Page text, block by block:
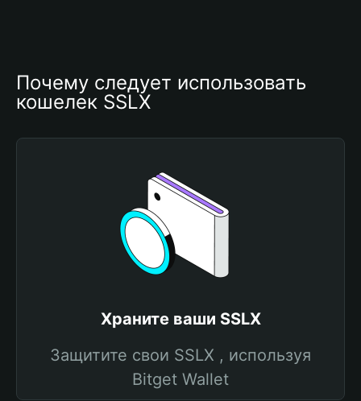
Почему следует использовать
кошелек SSLX
Храните ваши SSLX
Защитите свои SSLX , используя
Bitget Wallet